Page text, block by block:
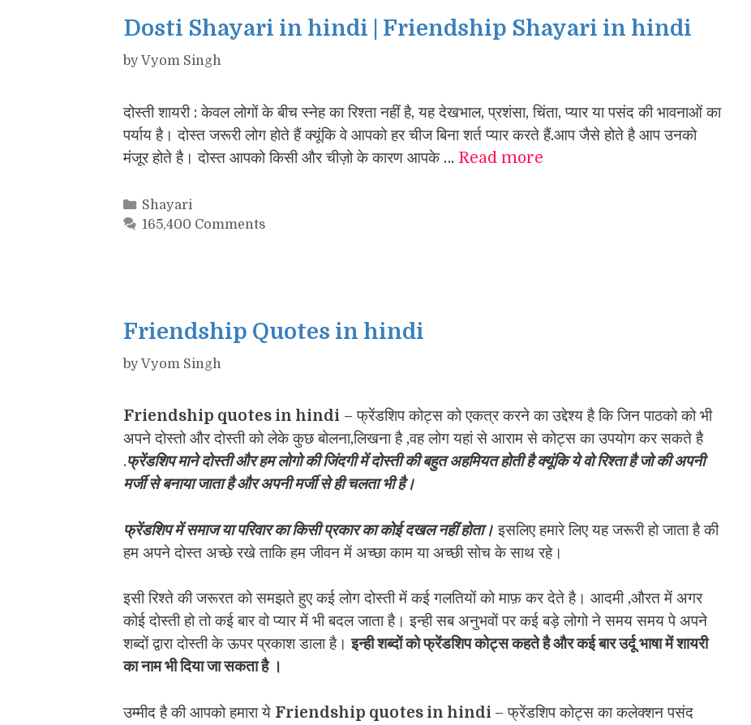
Dosti Shayari in hindi | Friendship Shayari in hindi
byVyom Singh
दोस्ती शायरी : केवल लोगों के बीच स्नेह का रिश्ता नहीं है, यह देखभाल, प्रशंसा, चिंता, प्यार या पसंद की भावनाओं का
पर्याय है। दोस्त जरूरी लोग होते हैं क्यूंकि वे आपको हर चीज बिना शर्त प्यार करते हैं.आप जैसे होते है आप उनको
मंजूर होते है। दोस्त आपको किसी और चीज़ो के कारण आपके … Read more
Categories
Shayari
165,400 Comments
Friendship Quotes in hindi
byVyom Singh
Friendship quotes in hindi – फ्रेंडशिप कोट्स को एकत्र करने का उद्देश्य है कि जिन पाठको को भी
अपने दोस्तो और दोस्ती को लेके कुछ बोलना,लिखना है ,वह लोग यहां से आराम से कोट्स का उपयोग कर सकते है
.फ्रेंडशिप माने दोस्ती और हम लोगो की जिंदगी में दोस्ती की बहुत अहमियत होती है क्यूंकि ये वो रिश्ता है जो की अपनी
मर्जी से बनाया जाता है और अपनी मर्जी से ही चलता भी है।
फ्रेंडशिप में समाज या परिवार का किसी प्रकार का कोई दखल नहीं होता। इसलिए हमारे लिए यह जरूरी हो जाता है की
हम अपने दोस्त अच्छे रखे ताकि हम जीवन में अच्छा काम या अच्छी सोच के साथ रहे।
इसी रिश्ते की जरूरत को समझते हुए कई लोग दोस्ती में कई गलतियों को माफ़ कर देते है। आदमी ,औरत में अगर
कोई दोस्ती हो तो कई बार वो प्यार में भी बदल जाता है। इन्ही सब अनुभवों पर कई बड़े लोगो ने समय समय पे अपने
शब्दों द्वारा दोस्ती के ऊपर प्रकाश डाला है।इन्ही शब्दों को फ्रेंडशिप कोट्स कहते है और कई बार उर्दू भाषा में शायरी
का नाम भी दिया जा सकता है ।
उम्मीद है की आपको हमारा ये Friendship quotes in hindi – फ्रेंडशिप कोट्स का कलेक्शन पसंद